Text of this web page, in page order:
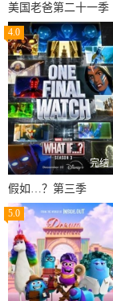
美国老爸第二十一季
4.0
完结
假如…？第三季
5.0